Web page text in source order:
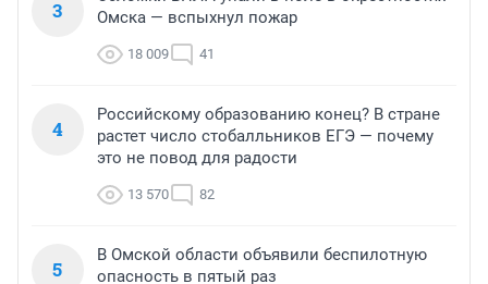
3
Омска — вспыхнул пожар
18 009 41
4
Российскому образованию конец? В стране
растет число стобалльников ЕГЭ — почему
это не повод для радости
13 570 82
5
В Омской области объявили беспилотную
опасность в пятый раз